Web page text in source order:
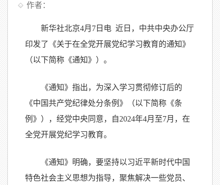
作者：
新华社北京4月7日电 近日，中共中央办公厅
印发了《关于在全党开展党纪学习教育的通知》
（以下简称《通知》）。
《通知》指出，为深入学习贯彻修订后的
《中国共产党纪律处分条例》（以下简称《条
例》），经党中央同意，自2024年4月至7月，在
全党开展党纪学习教育。
《通知》明确，要坚持以习近平新时代中国
特色社会主义思想为指导，聚焦解决一些党员、